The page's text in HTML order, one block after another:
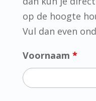
op de hoogte
Vul dan even
Voornaam *